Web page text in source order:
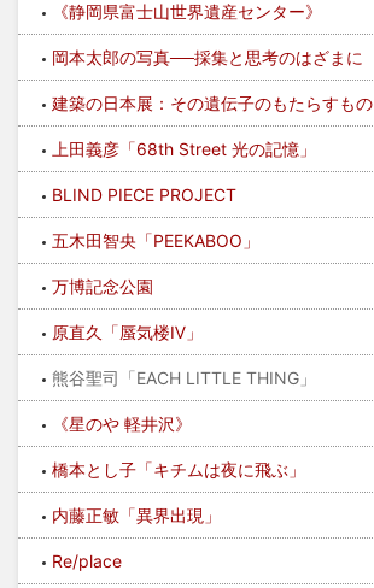
《静岡県富士山世界遺産センター》
岡本太郎の写真──採集と思考のはざまに
建築の日本展：その遺伝子のもたらすもの
上田義彦「68th Street 光の記憶」
BLIND PIECE PROJECT
五木田智央「PEEKABOO」
万博記念公園
原直久「蜃気楼Ⅳ」
熊谷聖司「EACH LITTLE THING」
《星のや 軽井沢》
橋本とし子「キチムは夜に飛ぶ」
内藤正敏「異界出現」
Re/place